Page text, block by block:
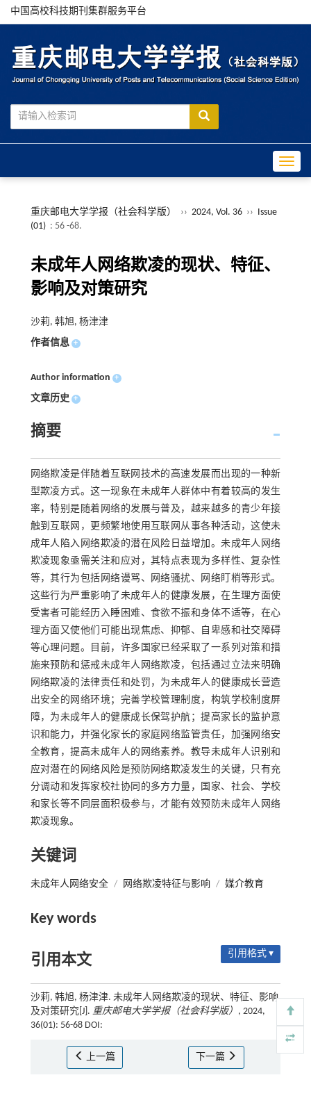
中国高校科技期刊集群服务平台
重庆邮电大学学报（社会科学版） ›› 2024, Vol. 36 ›› Issue
(01) : 56 -68.
未成年人网络欺凌的现状、特征、
影响及对策研究
沙莉, 韩旭, 杨津津
作者信息 +
Author information +
文章历史 +
摘要
网络欺凌是伴随着互联网技术的高速发展而出现的一种新
型欺凌方式。这一现象在未成年人群体中有着较高的发生
率，特别是随着网络的发展与普及，越来越多的青少年接
触到互联网，更频繁地使用互联网从事各种活动，这使未
成年人陷入网络欺凌的潜在风险日益增加。未成年人网络
欺凌现象亟需关注和应对，其特点表现为多样性、复杂性
等，其行为包括网络谩骂、网络骚扰、网络盯梢等形式。
这些行为严重影响了未成年人的健康发展，在生理方面使
受害者可能经历入睡困难、食欲不振和身体不适等，在心
理方面又使他们可能出现焦虑、抑郁、自卑感和社交障碍
等心理问题。目前，许多国家已经采取了一系列对策和措
施来预防和惩戒未成年人网络欺凌，包括通过立法来明确
网络欺凌的法律责任和处罚，为未成年人的健康成长营造
出安全的网络环境；完善学校管理制度，构筑学校制度屏
障，为未成年人的健康成长保驾护航；提高家长的监护意
识和能力，并强化家长的家庭网络监管责任，加强网络安
全教育，提高未成年人的网络素养。教导未成年人识别和
应对潜在的网络风险是预防网络欺凌发生的关键，只有充
分调动和发挥家校社协同的多方力量，国家、社会、学校
和家长等不同层面积极参与，才能有效预防未成年人网络
欺凌现象。
关键词
未成年人网络安全 / 网络欺凌特征与影响 / 媒介教育
Key words
引用本文 引用格式 ▾
沙莉, 韩旭, 杨津津. 未成年人网络欺凌的现状、特征、影响
及对策研究[J]. 重庆邮电大学学报（社会科学版） , 2024,
36(01): 56-68 DOI:
上一篇 下一篇